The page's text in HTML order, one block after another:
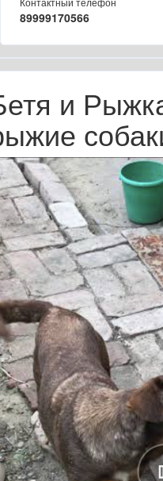
89999170566
и